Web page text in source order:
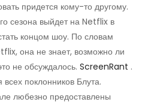
придется кому-то другому.
сезона выйдет на Netflix в
концом шоу. По словам
она не знает, возможно ли
не обсуждалось. ScreenRant .
поклонников Блута.
любезно предоставлены